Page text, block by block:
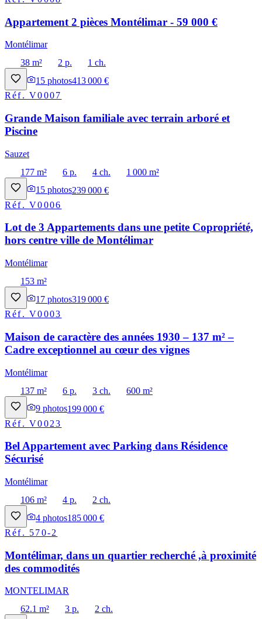
Appartement 2 pièces Montélimar - 59 000 €
Montélimar
38 m²
2 p.
1 ch.
15 photos413 000 €
Réf.V0007
Grande Maison familiale avec terrain arboré et
Piscine
Sauzet
177 m²
6 p. 4 ch.
1 000 m²
15 photos239 000 €
Réf.V0006
Lot de 3 Appartements dans une petite Copropriété,
hors centre ville de Montélimar
Montélimar
153 m²
17 photos319 000 €
Réf.V0003
Maison de caractère des années 1930 – 137 m² –
Cadre exceptionnel au cœur des vignes
Montélimar
137 m²
6 p. 3 ch.
600 m²
9 photos199 000 €
Réf.V0023
Bel Appartement avec Parking dans Résidence
Sécurisé
Montélimar
106 m²
4 p.
2 ch.
4 photos185 000 €
Réf. 570-2
Montélimar, dans un quartier recherché ,à proximité
des commodités
MONTELIMAR
62.1 m²
3 p.
2 ch.